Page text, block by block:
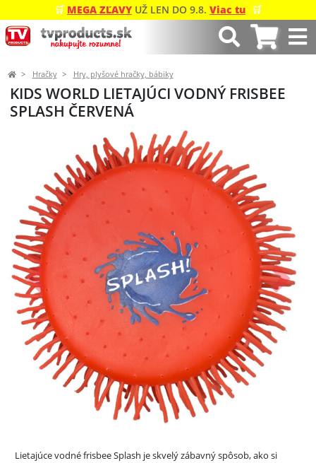
🛒 MEGA ZĽAVY UŽ LEN DO 9.8. Viac tu 🛒
Hračky Hry, plyšové hračky, bábiky
KIDS WORLD LIETAJÚCI VODNÝ FRISBEE
SPLASH ČERVENÁ
Predchádzajúci Ďalší
Lietajúce vodné frisbee Splash je skvelý zábavný spôsob, ako si